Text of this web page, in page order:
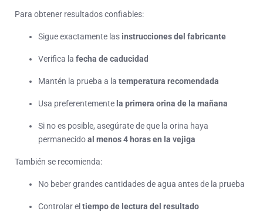
Para obtener resultados confiables:
Sigue exactamente las instrucciones del fabricante
Verifica la fecha de caducidad
Mantén la prueba a la temperatura recomendada
Usa preferentemente la primera orina de la mañana
Si no es posible, asegúrate de que la orina haya
permanecidoal menos 4 horas en la vejiga
También se recomienda:
No beber grandes cantidades de agua antes de la prueba
Controlar el tiempo de lectura del resultado